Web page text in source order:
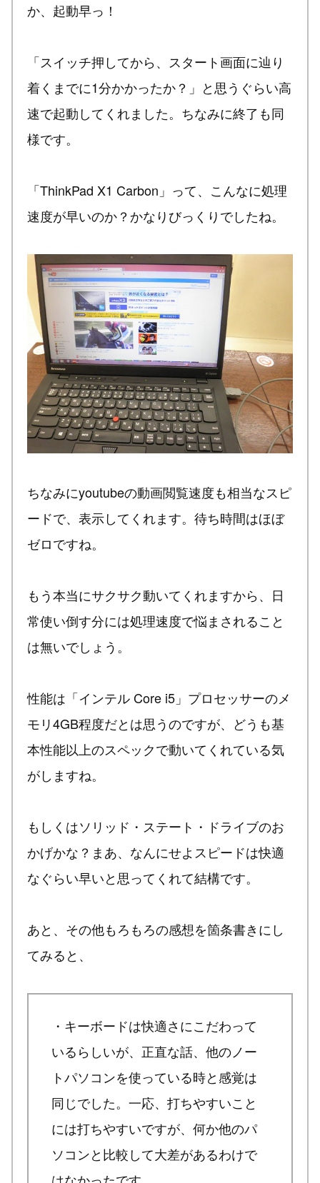
か、起動早っ！
「スイッチ押してから、スタート画面に辿り
着くまでに1分かかったか？」と思うぐらい高
速で起動してくれました。ちなみに終了も同
様です。
「ThinkPad X1 Carbon」って、こんなに処理
速度が早いのか？かなりびっくりでしたね。
ちなみにyoutubeの動画閲覧速度も相当なスピ
ードで、表示してくれます。待ち時間はほぼ
ゼロですね。
もう本当にサクサク動いてくれますから、日
常使い倒す分には処理速度で悩まされること
は無いでしょう。
性能は「インテル Core i5」プロセッサーのメ
モリ4GB程度だとは思うのですが、どうも基
本性能以上のスペックで動いてくれている気
がしますね。
もしくはソリッド・ステート・ドライブのお
かげかな？まあ、なんにせよスピードは快適
なぐらい早いと思ってくれて結構です。
あと、その他もろもろの感想を箇条書きにし
てみると、
・キーボードは快適さにこだわって
いるらしいが、正直な話、他のノー
トパソコンを使っている時と感覚は
同じでした。一応、打ちやすいこと
には打ちやすいですが、何か他のパ
ソコンと比較して大差があるわけで